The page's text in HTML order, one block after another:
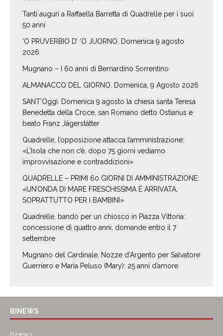
Tanti auguri a Raffaella Barretta di Quadrelle per i suoi
50 anni
‘O PRUVERBIO D’ ‘O JUORNO. Domenica 9 agosto
2026
Mugnano – I 60 anni di Bernardino Sorrentino
ALMANACCO DEL GIORNO. Domenica, 9 Agosto 2026
SANT’Oggi. Domenica 9 agosto la chiesa santa Teresa
Benedetta della Croce, san Romano detto Ostiarius e
beato Franz Jägerstätter
Quadrelle, l’opposizione attacca l’amministrazione:
«L’Isola che non c’è, dopo 75 giorni vediamo
improvvisazione e contraddizioni»
QUADRELLE – PRIMI 60 GIORNI DI AMMINISTRAZIONE:
«UN’ONDA DI MARE FRESCHISSIMA È ARRIVATA,
SOPRATTUTTO PER I BAMBINI»
Quadrelle, bando per un chiosco in Piazza Vittoria:
concessione di quattro anni, domande entro il 7
settembre
Mugnano del Cardinale, Nozze d’Argento per Salvatore
Guerriero e Maria Peluso (Mary): 25 anni d’amore
BINEWS
Binews